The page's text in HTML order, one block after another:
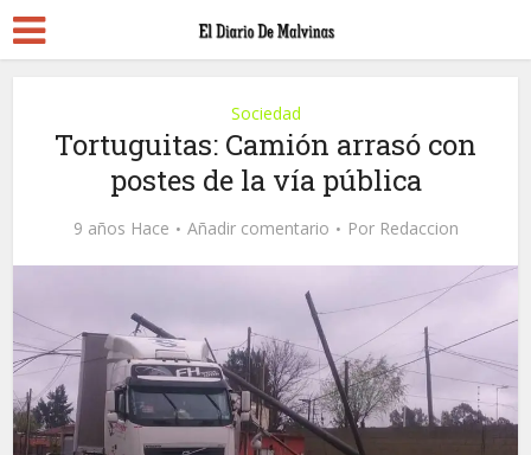
Sociedad
Tortuguitas: Camión arrasó con
postes de la vía pública
9 años Hace Añadir comentario Por Redaccion